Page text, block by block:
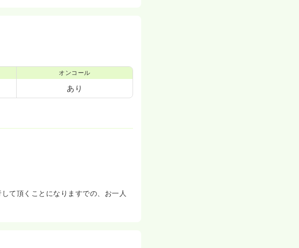
オンコール
あり
て頂くことになりますでの、お一人